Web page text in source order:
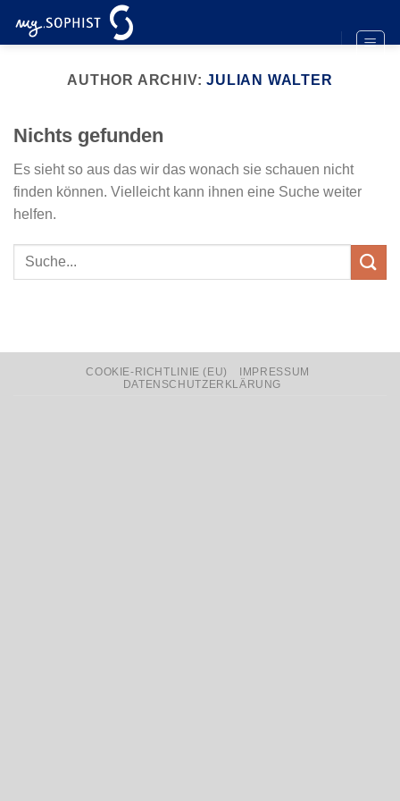
Inhalt
AUTHOR ARCHIV:JULIAN WALTER
Nichts gefunden
Es sieht so aus das wir das wonach sie schauen nicht
finden können. Vielleicht kann ihnen eine Suche weiter
helfen.
COOKIE-RICHTLINIE (EU)
IMPRESSUM
DATENSCHUTZERKLÄRUNG